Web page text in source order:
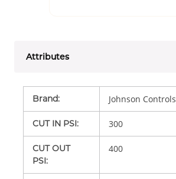
Attributes
Brand: Johnson Controls
CUT IN PSI: 300
CUT OUT
PSI:
400